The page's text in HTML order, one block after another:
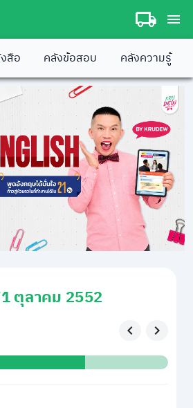
สือ คลังข้อสอบ คลังความรู้
ตุลาคม 2552